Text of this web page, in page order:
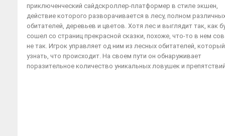
приключенческий сайдскроллер-платформер в стиле экшен,
действие которого разворачивается в лесу, полном
обитателей, деревьев и цветов. Хотя лес и выглядит так, как
сошел со страниц прекрасной сказки, похоже, что-то в нем
не так. Игрок управляет од ним из лесных обитателей,
узнать, что происходит. На своем пути он обнаруживает
поразительное количество уникальных ловушек и